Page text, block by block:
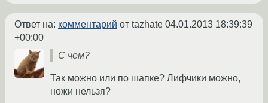
Ответ на: комментарий от tazhate 04.01.2013 18:39:39
+00:00
С чем?
Так можно или по шапке? Лифчики можно,
ножи нельзя?